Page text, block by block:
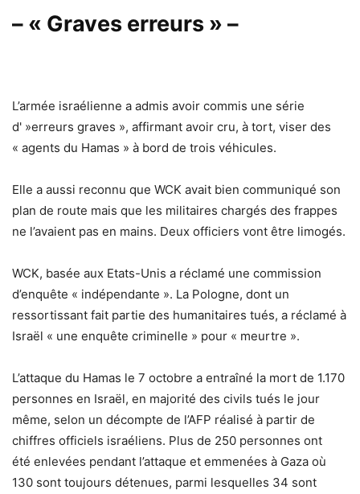
– « Graves erreurs » –
L’armée israélienne a admis avoir commis une série
d' »erreurs graves », affirmant avoir cru, à tort, viser des
« agents du Hamas » à bord de trois véhicules.
Elle a aussi reconnu que WCK avait bien communiqué son
plan de route mais que les militaires chargés des frappes
ne l’avaient pas en mains. Deux officiers vont être limogés.
WCK, basée aux Etats-Unis a réclamé une commission
d’enquête « indépendante ». La Pologne, dont un
ressortissant fait partie des humanitaires tués, a réclamé à
Israël « une enquête criminelle » pour « meurtre ».
L’attaque du Hamas le 7 octobre a entraîné la mort de 1.170
personnes en Israël, en majorité des civils tués le jour
même, selon un décompte de l’AFP réalisé à partir de
chiffres officiels israéliens. Plus de 250 personnes ont
été enlevées pendant l’attaque et emmenées à Gaza où
130 sont toujours détenues, parmi lesquelles 34 sont